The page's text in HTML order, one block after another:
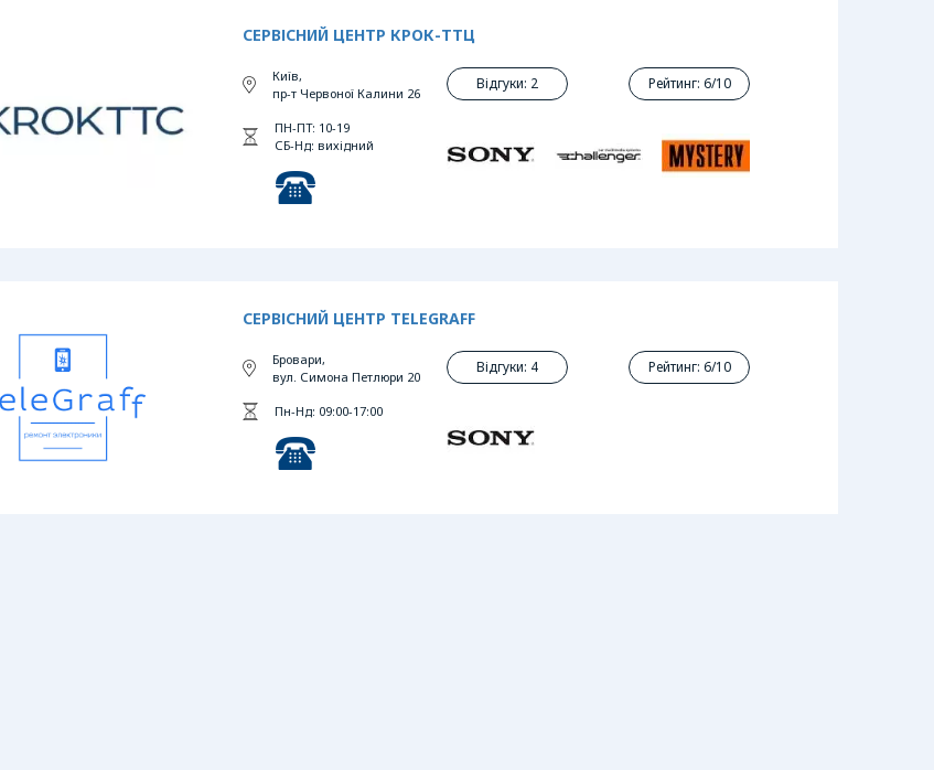
СЕРВІСНИЙ ЦЕНТР КРОК-ТТЦ
Київ,
пр-т Червоної Калини 26
ПН-ПТ: 10-19
СБ-Нд: вихідний
Відгуки: 2 Рейтинг: 6/10
СЕРВІСНИЙ ЦЕНТР TELEGRAFF
Бровари,
вул. Симона Петлюри 20
Пн-Нд: 09:00-17:00
Відгуки: 4 Рейтинг: 6/10